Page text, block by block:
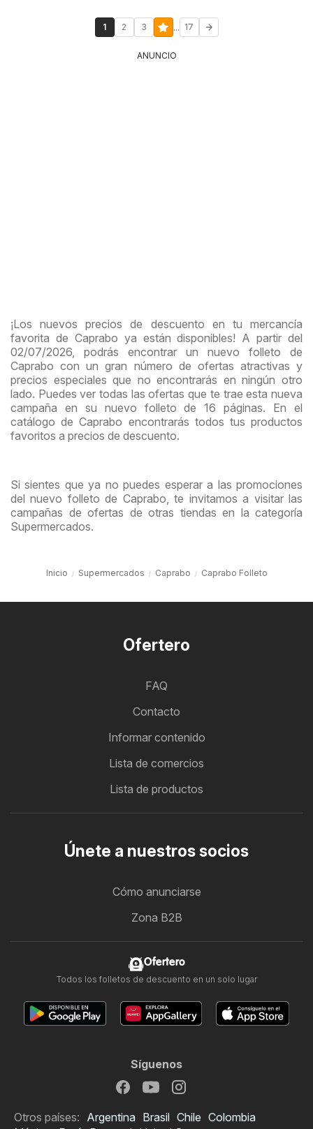
1 2 3 ... 17
ANUNCIO
¡Los nuevos precios de descuento en tu mercancía
favorita de Caprabo ya están disponibles! A partir del
02/07/2026, podrás encontrar un nuevo folleto de
Caprabo con un gran número de ofertas atractivas y
precios especiales que no encontrarás en ningún otro
lado. Puedes ver todas las ofertas que te trae esta nueva
campaña en su nuevo folleto de 16 páginas. En el
catálogo de Caprabo encontrarás todos tus productos
favoritos a precios de descuento.
Si sientes que ya no puedes esperar a las promociones
del nuevo folleto de Caprabo, te invitamos a visitar las
campañas de ofertas de otras tiendas en la categoría
Supermercados.
Inicio Supermercados Caprabo Caprabo Folleto
Ofertero
FAQ
Contacto
Informar contenido
Lista de comercios
Lista de productos
Únete a nuestros socios
Cómo anunciarse
Zona B2B
Ofertero
Todos los folletos de descuento en un solo lugar
Síguenos
Otros países: Argentina Brasil Chile Colombia